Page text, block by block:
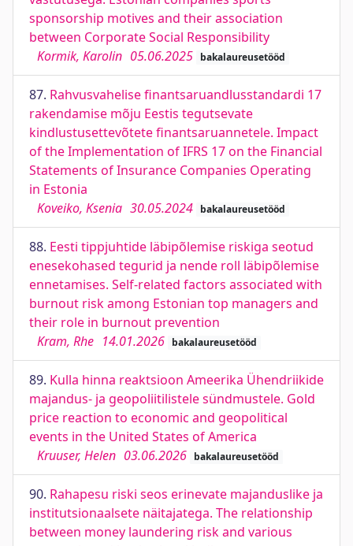
sponsorship motives and their association
between Corporate Social Responsibility
Kormik, Karolin 05.06.2025 bakalaureusetööd
87. Rahvusvahelise finantsaruandlusstandardi 17
rakendamise mõju Eestis tegutsevate
kindlustusettevõtete finantsaruannetele. Impact
of the Implementation of IFRS 17 on the Financial
Statements of Insurance Companies Operating
in Estonia
Koveiko, Ksenia 30.05.2024 bakalaureusetööd
88. Eesti tippjuhtide läbipõlemise riskiga seotud
enesekohased tegurid ja nende roll läbipõlemise
ennetamises. Self-related factors associated with
burnout risk among Estonian top managers and
their role in burnout prevention
Kram, Rhe 14.01.2026 bakalaureusetööd
89. Kulla hinna reaktsioon Ameerika Ühendriikide
majandus- ja geopoliitilistele sündmustele. Gold
price reaction to economic and geopolitical
events in the United States of America
Kruuser, Helen 03.06.2026 bakalaureusetööd
90. Rahapesu riski seos erinevate majanduslike ja
institutsionaalsete näitajatega. The relationship
between money laundering risk and various